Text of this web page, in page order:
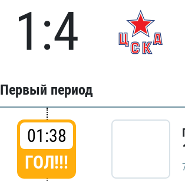
1:4
Первый период
01:38
ГОЛ!!!